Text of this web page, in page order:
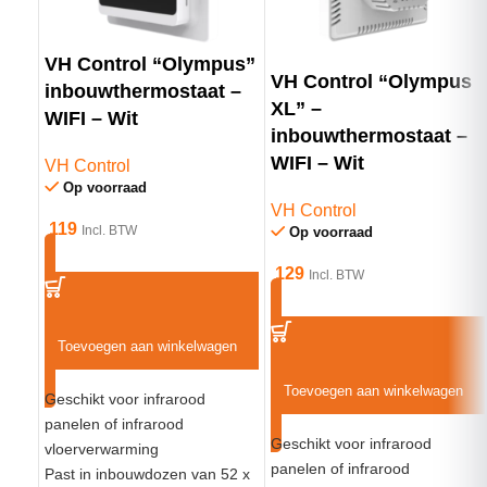
voor diverse toepassingen.
Belangrijkste Kenmerken
Luxe 2,4″ touch kleurenscherm
Meertalige interface, waaronder Nederlands en Engels
Compatibel met gangbare schakelmateriaalmerken
Gratis te downloaden App-bediening (Tuya) of directe
bediening op het apparaat
Integreerbaar met Alexa en Google Assistent
Flexibele programmering (5+1+1 of 7 dagen individueel)
Optionele zelflerende adaptieve functie
ERP Lot 20 compatibiliteit met o.a. open raam detectie
Verbruiksmeting na invoer van vermogen en kWh-prijs
IP21 classificatie, geschikt voor natte ruimtes zoals
badkamers
Ondersteunt infraroodpanelen en elektrische
vloerverwarming
VH Control “Olympus”
inbouwthermostaat –
WIFI – Wit
VH Control
Op voorraad
119 Incl. BTW
Toevoegen aan winkelwagen
Geschikt voor infrarood
panelen of infrarood
vloerverwarming
Past in inbouwdozen van 52 x
VH Control “Olympus
XL” –
inbouwthermostaat –
WIFI – Wit
VH Control
Op voorraad
129 Incl. BTW
Toevoegen aan winkelwagen
Geschikt voor infrarood
panelen of infrarood